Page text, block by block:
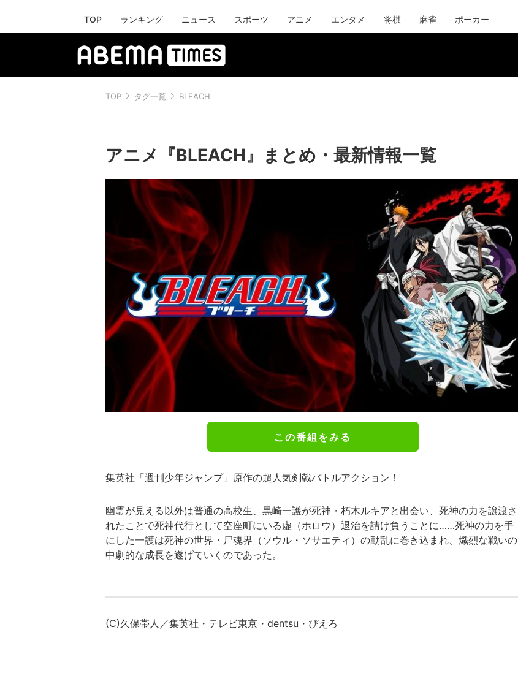
TOP ランキング ニュース スポーツ アニメ エンタメ 将棋 麻雀 ポーカー
TOP タグ一覧 BLEACH
アニメ『BLEACH』まとめ・最新情報一覧
この番組をみる
集英社「週刊少年ジャンプ」原作の超人気剣戟バトルアクション！
幽霊が見える以外は普通の高校生、黒崎一護が死神・朽木ルキアと出会い、死神の力を譲渡さ
れたことで死神代行として空座町にいる虚（ホロウ）退治を請け負うことに……死神の力を手
にした一護は死神の世界・尸魂界（ソウル・ソサエティ）の動乱に巻き込まれ、熾烈な戦いの
中劇的な成長を遂げていくのであった。
(C)久保帯人／集英社・テレビ東京・dentsu・ぴえろ